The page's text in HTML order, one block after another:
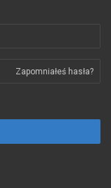
Zapomniałeś hasła?